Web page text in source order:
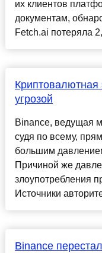
их клиентов
документам,
Fetch.ai потеряла
Криптовалютная
угрозой
Binance, ведущая
судя по всему,
большим
Причиной же
злоупотребления
Источники
Binance